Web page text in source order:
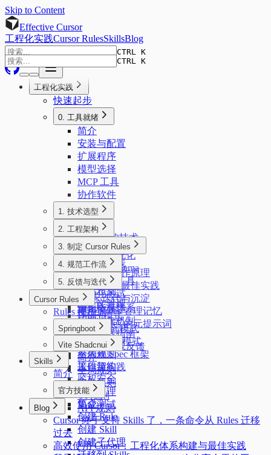
Skip to Content
Effective Cursor
工程化实践Cursor RulesSkillsBlog
CTRL K
CTRL K
工程化实践
快速起步
0. 工具就绪
简介
安装与配置
扩展程序
模型选择
MCP 工具
协作软件
1. 技术选型
简介
AI 友好的技术
前端技术栈
后端技术栈
标记语言
2. 工程架构
简介
项目结构优化
数据库 Schema
静态分析工具
自动化测试
CI/CD 流程
3. 制定 Cursor Rules
简介
Rules 的工作原理
Rules 编写最佳实践
Rules 迭代与沉淀
使用 Rules 管理记忆
生成 Rules 的元提示词
4. 规范工作流
简介
模式总览
上下文管理
Direct 模式
Document 模式
Draft-Final 模式
不依赖 Spec 框架
工作流实践
5. 反馈与迭代
简介
量化指标体系
反馈收集机制
复盘实践指南
我们的实践反馈
Cursor Rules
Rules 模板库
Springboot
简介
全局规则
接口契约
鉴权安全
异常处理
集成测试
Vite Shadcnui
简介
全局规则
路由规则
UI 规则
API 规则
Skills
简介
官方技能
简介
创建 Rule
创建 Skill
创建子代理
Blog
Cursor 终于支持 Skills 了，一条命令从 Rules 迁移
过去
高效使用 Cursor：工程化体系构建与最佳实践